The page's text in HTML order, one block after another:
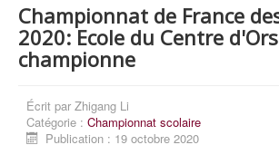
Championnat de France
2020: Ecole du Centre
championne
Écrit par Zhigang Li
Catégorie : Championnat scolaire
Publication : 19 octobre 2020